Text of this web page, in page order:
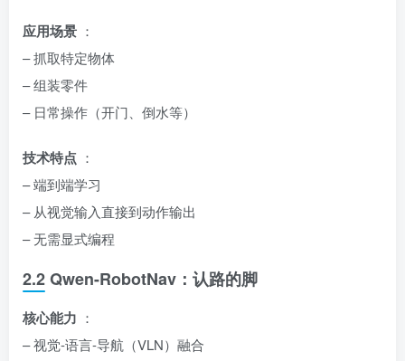
应用场景 ：
– 抓取特定物体
– 组装零件
– 日常操作（开门、倒水等）
技术特点 ：
– 端到端学习
– 从视觉输入直接到动作输出
– 无需显式编程
2.2 Qwen-RobotNav：认路的脚
核心能力 ：
– 视觉-语言-导航（VLN）融合